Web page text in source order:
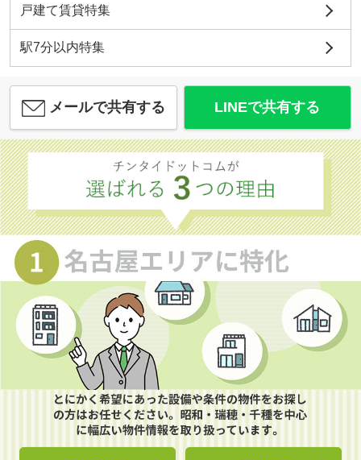
戸建て賃貸特集
駅7分以内特集
メールで共有する LINEで共有する